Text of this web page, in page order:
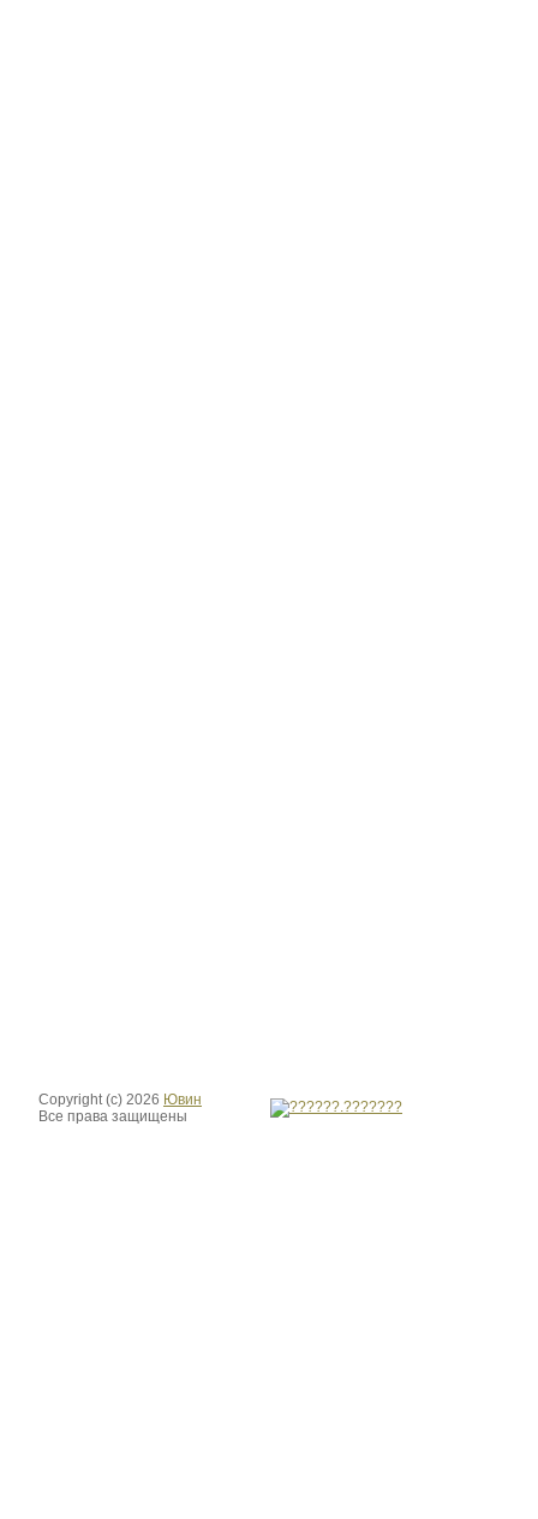
Copyright (c) 2026 Ювин
Все права защищены